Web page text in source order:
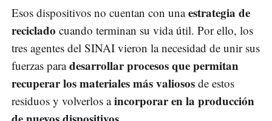
Esos dispositivos no cuentan con unaestrategia de
reciclado cuando terminan su vida útil. Por ello, los
tres agentes del SINAI vieron la necesidad de unir sus
fuerzas paradesarrollar procesos que permitan
recuperar los materiales más valiosos de estos
residuos y volverlos aincorporar en la producción